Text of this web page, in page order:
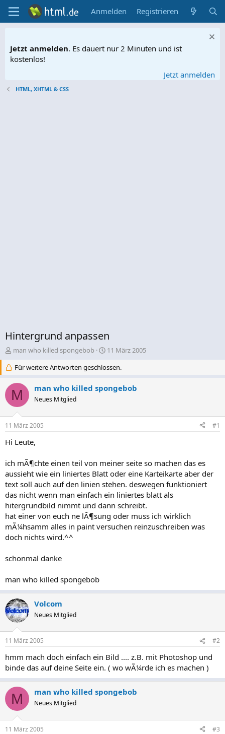
Anmelden Registrieren
Jetzt anmelden. Es dauert nur 2 Minuten und ist
kostenlos!
Jetzt anmelden
HTML, XHTML & CSS
Hintergrund anpassen
E
s
e
l
l
e
r
man who killed spongebob
E
s
e
m
11 März 2005
Für weitere Antworten geschlossen.
M man who killed spongebob
Neues Mitglied
11 März 2005 #1
Hi Leute,
ich mÃ¶chte einen teil von meiner seite so machen das es
aussieht wie ein liniertes Blatt oder eine Karteikarte aber der
text soll auch auf den linien stehen. deswegen funktioniert
das nicht wenn man einfach ein liniertes blatt als
hitergrundbild nimmt und dann schreibt.
hat einer von euch ne lÃ¶sung oder muss ich wirklich
mÃ¼hsamm alles in paint versuchen reinzuschreiben was
doch nichts wird.^^
schonmal danke
man who killed spongebob
Volcom
Neues Mitglied
11 März 2005 #2
hmm mach doch einfach ein Bild .... z.B. mit Photoshop und
binde das auf deine Seite ein. ( wo wÃ¼rde ich es machen )
M man who killed spongebob
Neues Mitglied
11 März 2005 #3